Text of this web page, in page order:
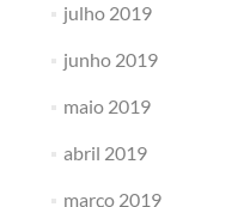
julho 2019
junho 2019
maio 2019
abril 2019
março 2019